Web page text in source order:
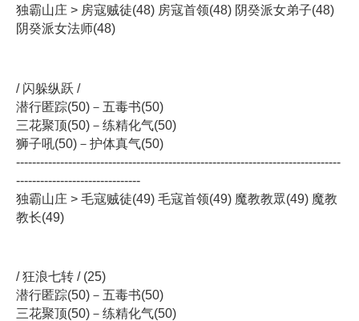
独霸山庄 > 房寇贼徒(48) 房寇首领(48) 阴癸派女弟子(48)
阴癸派女法师(48)
/ 闪躲纵跃 /
潜行匿踪(50)－五毒书(50)
三花聚顶(50)－练精化气(50)
狮子吼(50)－护体真气(50)
---------------------------------------------------------------------------------
-------------------------------
独霸山庄 > 毛寇贼徒(49) 毛寇首领(49) 魔教教眾(49) 魔教
教长(49)
/ 狂浪七转 / (25)
潜行匿踪(50)－五毒书(50)
三花聚顶(50)－练精化气(50)